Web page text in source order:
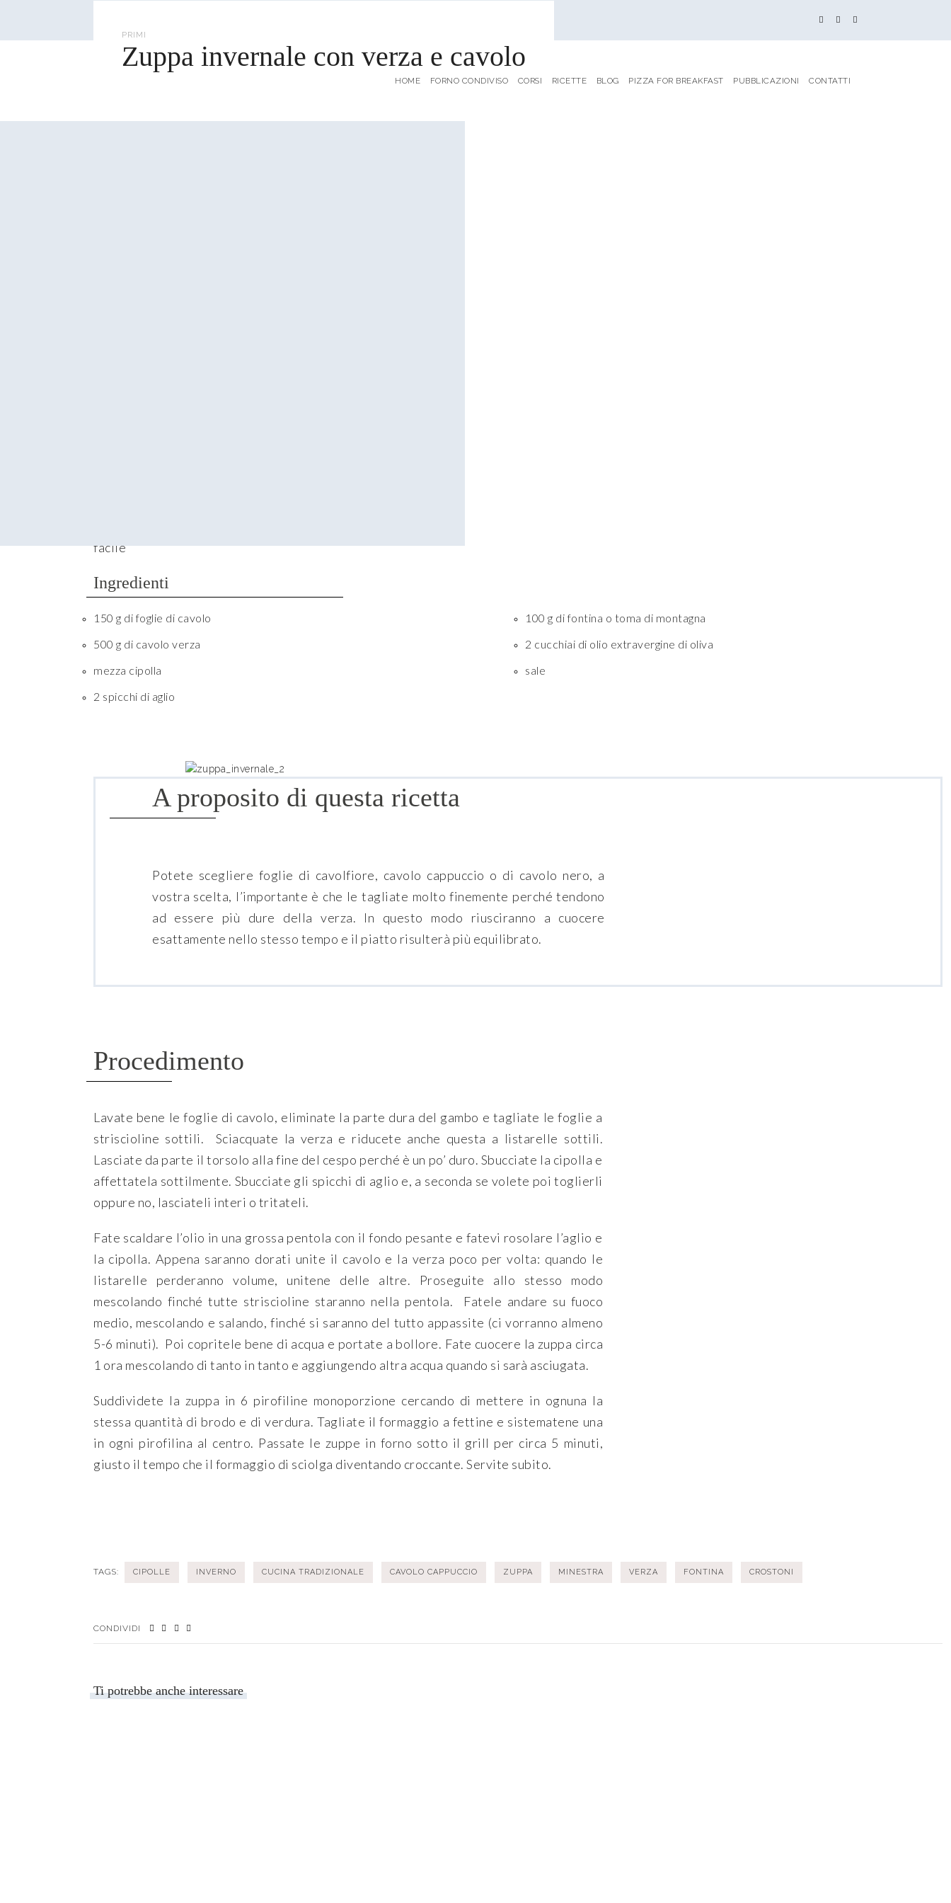
HOME FORNO CONDIVISO CORSI RICETTE BLOG PIZZA FOR BREAKFAST PUBBLICAZIONI CONTATTI
PRIMI
Zuppa invernale con verza e cavolo
facile
Ingredienti
150 g di foglie di cavolo
500 g di cavolo verza
mezza cipolla
2 spicchi di aglio
100 g di fontina o toma di montagna
2 cucchiai di olio extravergine di oliva
sale
A proposito di questa ricetta
Potete scegliere foglie di cavolfiore, cavolo cappuccio o di cavolo nero, a
vostra scelta, l’importante è che le tagliate molto finemente perché tendono
ad essere più dure della verza. In questo modo riusciranno a cuocere
esattamente nello stesso tempo e il piatto risulterà più equilibrato.
Procedimento
Lavate bene le foglie di cavolo, eliminate la parte dura del gambo e tagliate le foglie a
striscioline sottili. Sciacquate la verza e riducete anche questa a listarelle sottili.
Lasciate da parte il torsolo alla fine del cespo perché è un po’ duro. Sbucciate la cipolla e
affettatela sottilmente. Sbucciate gli spicchi di aglio e, a seconda se volete poi toglierli
oppure no, lasciateli interi o tritateli.
Fate scaldare l’olio in una grossa pentola con il fondo pesante e fatevi rosolare l’aglio e
la cipolla. Appena saranno dorati unite il cavolo e la verza poco per volta: quando le
listarelle perderanno volume, unitene delle altre. Proseguite allo stesso modo
mescolando finché tutte striscioline staranno nella pentola. Fatele andare su fuoco
medio, mescolando e salando, finché si saranno del tutto appassite (ci vorranno almeno
5-6 minuti). Poi copritele bene di acqua e portate a bollore. Fate cuocere la zuppa circa
1 ora mescolando di tanto in tanto e aggiungendo altra acqua quando si sarà asciugata.
Suddividete la zuppa in 6 pirofiline monoporzione cercando di mettere in ognuna la
stessa quantità di brodo e di verdura. Tagliate il formaggio a fettine e sistematene una
in ogni pirofilina al centro. Passate le zuppe in forno sotto il grill per circa 5 minuti,
giusto il tempo che il formaggio di sciolga diventando croccante. Servite subito.
TAGS: CIPOLLE INVERNO CUCINA TRADIZIONALE CAVOLO CAPPUCCIO ZUPPA MINESTRA VERZA FONTINA CROSTONI
CONDIVIDI
Ti potrebbe anche interessare